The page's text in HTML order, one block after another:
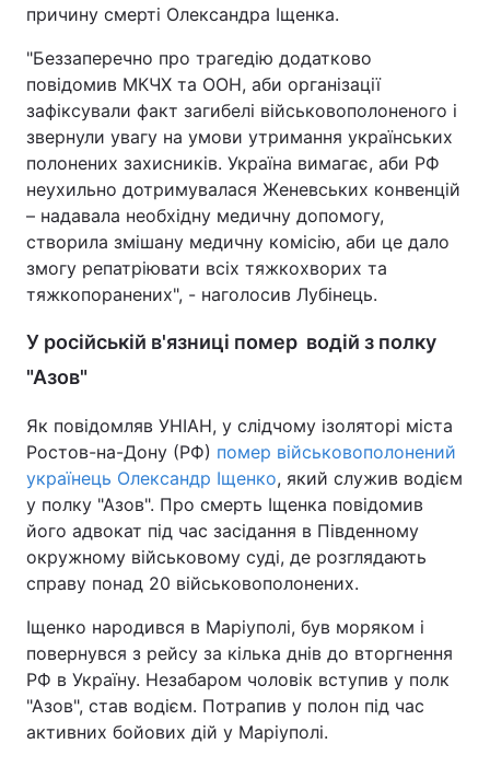
причину смерті Олександра Іщенка.
"Беззаперечно про трагедію додатково
повідомив МКЧХ та ООН, аби організації
зафіксували факт загибелі військовополоненого і
звернули увагу на умови утримання українських
полонених захисників. Україна вимагає, аби РФ
неухильно дотримувалася Женевських конвенцій
– надавала необхідну медичну допомогу,
створила змішану медичну комісію, аби це дало
змогу репатріювати всіх тяжкохворих та
тяжкопоранених", - наголосив Лубінець.
У російській в'язниці помер водій з полку
"Азов"
Як повідомляв УНІАН, у слідчому ізоляторі міста
Ростов-на-Дону (РФ) помер військовополонений
українець Олександр Іщенко, який служив водієм
у полку "Азов". Про смерть Іщенка повідомив
його адвокат під час засідання в Південному
окружному військовому суді, де розглядають
справу понад 20 військовополонених.
Іщенко народився в Маріуполі, був моряком і
повернувся з рейсу за кілька днів до вторгнення
РФ в Україну. Незабаром чоловік вступив у полк
"Азов", став водієм. Потрапив у полон під час
активних бойових дій у Маріуполі.